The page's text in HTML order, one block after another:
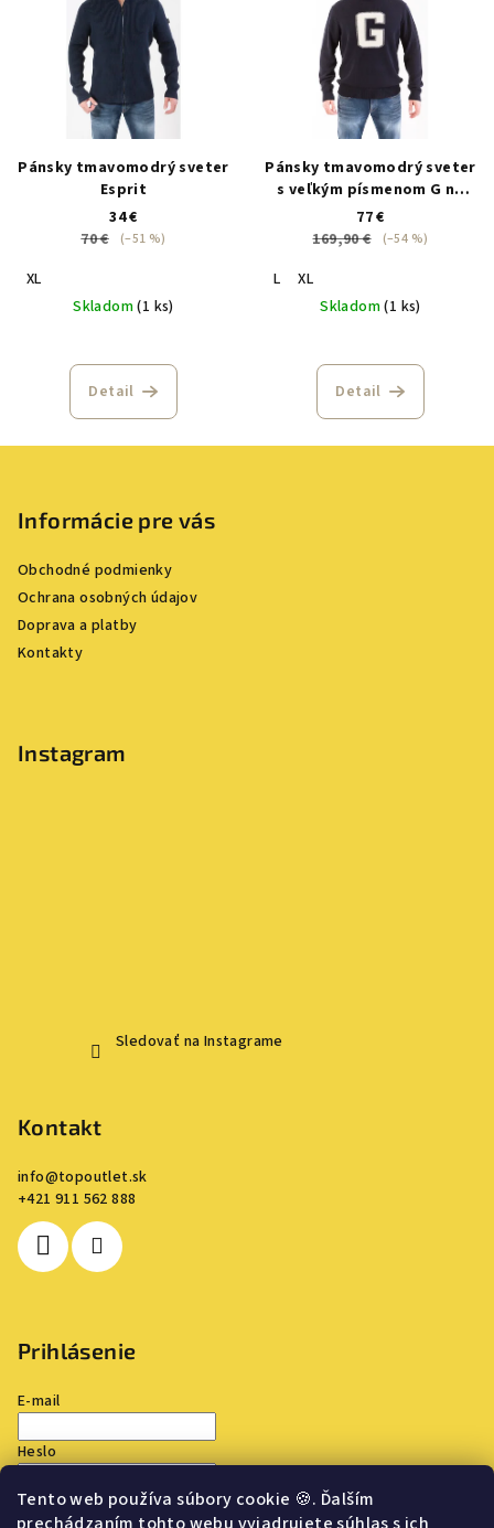
Tento web používa súbory cookie 🍪. Ďalším
Pánsky tmavomodrý sveter
Esprit
34 €
70 €
(–51 %)
XL
Skladom(1 ks)
Detail
Pánsky tmavomodrý sveter
s veľkým písmenom G na
hrudi
77 €
169,90 €
(–54 %)
L
XL
Skladom(1 ks)
Detail
Informácie pre vás
Obchodné podmienky
Ochrana osobných údajov
Doprava a platby
Kontakty
Instagram
Sledovať na Instagrame
Kontakt
info@topoutlet.sk
+421 911 562 888
Prihlásenie
E-mail
Heslo
Prihlásiť sa